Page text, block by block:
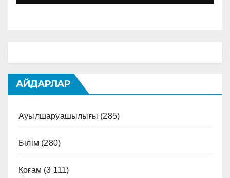
АЙДАРЛАР
Ауылшаруашылығы (285)
Білім (280)
Қоғам (3 111)